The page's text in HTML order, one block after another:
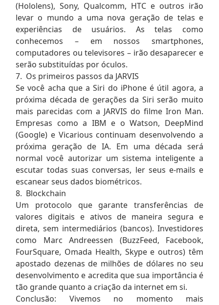
(Hololens), Sony, Qualcomm, HTC e outros irão
levar o mundo a uma nova geração de telas e
experiências de usuários. As telas como
conhecemos – em nossos smartphones,
computadores ou televisores – irão desaparecer e
serão substituídas por óculos.
7. Os primeiros passos da JARVIS
Se você acha que a Siri do iPhone é útil agora, a
próxima década de gerações da Siri serão muito
mais parecidas com a JARVIS do filme Iron Man.
Empresas como a IBM e o Watson, DeepMind
(Google) e Vicarious continuam desenvolvendo a
próxima geração de IA. Em uma década será
normal você autorizar um sistema inteligente a
escutar todas suas conversas, ler seus e-mails e
escanear seus dados biométricos.
8. Blockchain
Um protocolo que garante transferências de
valores digitais e ativos de maneira segura e
direta, sem intermediários (bancos). Investidores
como Marc Andreessen (BuzzFeed, Facebook,
FourSquare, Omada Health, Skype e outros) têm
apostado dezenas de milhões de dólares no seu
desenvolvimento e acredita que sua importância é
tão grande quanto a criação da internet em si.
Conclusão: Vivemos no momento mais